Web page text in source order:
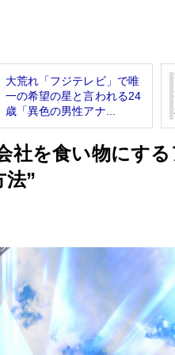
大荒れ「フジテレビ」で唯
一の希望の星と言われる24
歳「異色の男性アナ...
社を食い物にす
法”